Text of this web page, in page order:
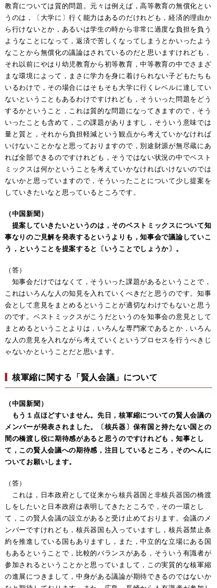
教育については質的問題。元々は例えば，高等教育の無償化とい
うのは，〔大学に〕行く能力はあるのだけれども，経済的理由か
ら行けないとか，あるいは学生の時から非常に過度な負担を負う
ようなことになって，返済で苦しくなってしまうとかいったよう
なことから無償化の議論はされているのだと思いますけれども，
それ以前にやはり幼児教育から初等教育，中等教育の中でさまざ
まな環境によって，まさに学力を身に着けられない子どもたちも
いるわけで，その場合にはそもそも大学に行くレベルに達してい
ないということもあるわけですけれども，そういった問題をどう
するかということ，これは質的な問題になってきますので，そう
いったことも含めて，この課題がありますし，そういう意味では
量と質と，それから負担軽減という観点から考えていかなければ
いけないことかなと思っておりますので，別途財源が無尽蔵にあ
れば全部できるのですけれども，そうではない状況の中でベスト
ミックスは何かということを考えていかなければいけないのでは
ないかと思っていますので，そういったことについて少し提案を
していきたいなと思っているところです。
（中国新聞）
提案していきたいというのは，そのベストミックスについて知
事なりのご見解を発表するというよりも，知事会で議論していこ
う，ということを提案すると〔いうことでしょうか〕。
（答）
知事会だけではなくて，そういった課題があるということで，
これはいろんな人の知見を入れていくべきだと思うのです。知事
会として意見をまとめるということが適切なわけでもないと思う
のです。ベストミックスがこうだというのを知事会の意見として
まとめるということよりは，いろんな専門家であるとか，いろん
な人の意見を入れながら考えていくというプロセスを行うべきじ
ゃないかということだと思います。
核軍縮に関する「賢人会議」について
（中国新聞）
もう１点ほどすいません。先日，核軍縮についての賢人会議の
メンバーが発表されました。〔核兵器〕保有国と持たない国との
間の橋渡し役に期待感があると思うのですけれども，知事とし
て，この賢人会議への期待感，注目しているところ，そのへんに
ついてお願いします。
（答）
これは，日本政府として従来から核兵器国と非核兵器国の橋渡
しをしたいと日本政府は表明してきたところで，その一環とし
て，この賢人会議の設立があると受け止めております。会議のメ
ンバーですけれども，核兵器国も入っていますし，核兵器禁止条
約を推進している国もありますし，また，中立的な立場にある国
もあるということで，比較的バランスがある，そういう有識者が
参加されるということかと思っていまして，この実質的な核軍縮
の進展につきまして，中身がある議論が期待できるのではないか